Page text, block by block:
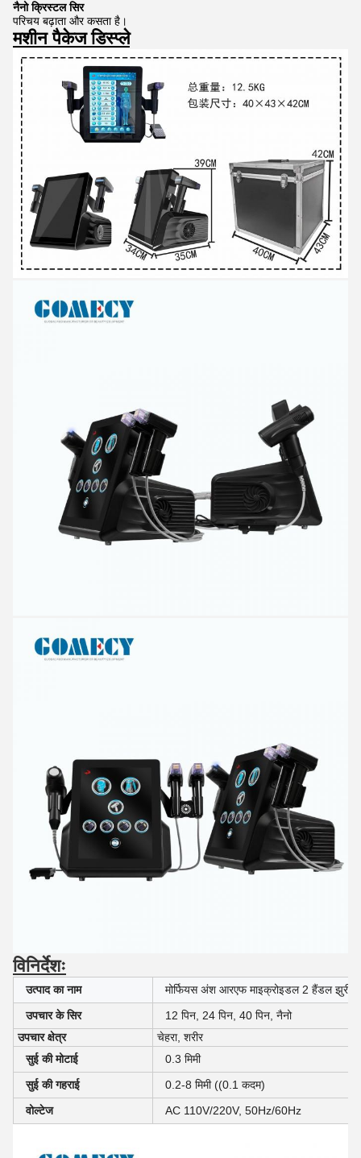
नैनो क्रिस्टल सिर
परिचय बढ़ाता और कसता है।
मशीन पैकेज डिस्प्ले
विनिर्देशः
उत्पाद का नाम
मोर्फियस अंश आरएफ माइक्रोइडल 2 हैंडल झुर्री
उपचार के सिर
12 पिन, 24 पिन, 40 पिन, नैनो
उपचार क्षेत्र
चेहरा, शरीर
सुई की मोटाई
0.3 मिमी
सुई की गहराई
0.2-8 मिमी ((0.1 कदम)
वोल्टेज
AC 110V/220V, 50Hz/60Hz